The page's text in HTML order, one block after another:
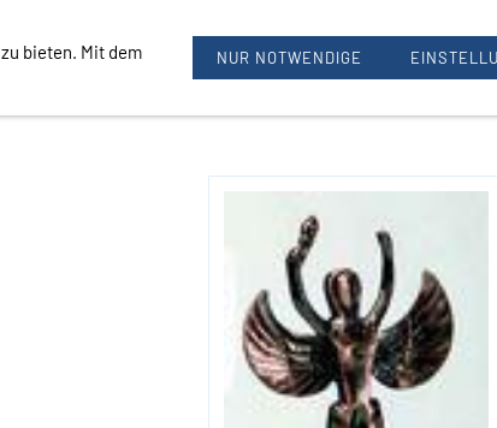
09726/3444 Renate Zeitner,
zu bieten. Mit dem
NUR NOTWENDIGE